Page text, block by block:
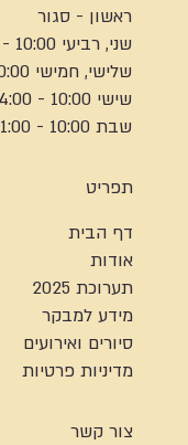
ראשון - סגור
שני, רביעי 10:00 - 16:00
שלישי, חמישי 10:00 - 21:00
שישי 10:00 - 14:00
שבת 10:00 - 21:00
תפריט
דף הבית
אודות
תערוכת 2025
מידע למבקר
סיורים ואירועים
מדיניות פרטיות
צור קשר